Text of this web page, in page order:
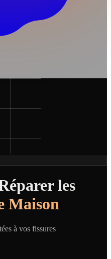
les
Maison
à vos fissures